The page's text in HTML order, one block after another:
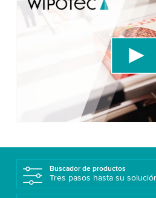
We need your consent to
We use a third party service
content that may collect
Please review the details
to watch this video.
Accept More
Buscador de productos
Tres pasos hasta su